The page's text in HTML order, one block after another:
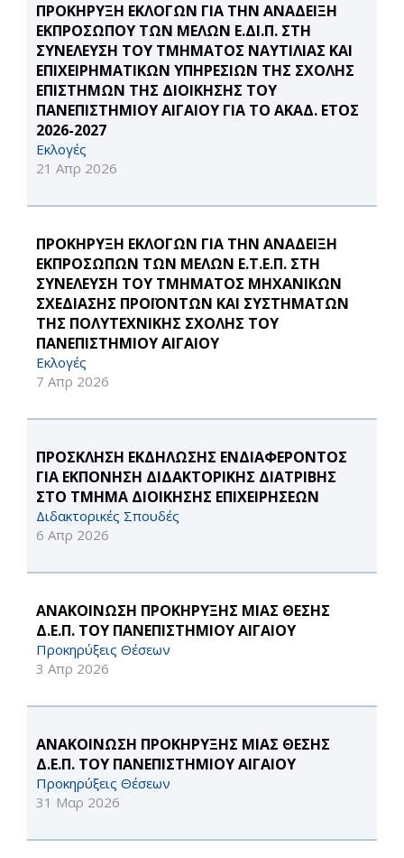
ΠΡΟΚΗΡΥΞΗ ΕΚΛΟΓΩΝ ΓΙΑ ΤΗΝ ΑΝΑΔΕΙΞΗ
ΕΚΠΡΟΣΩΠΟΥ ΤΩΝ ΜΕΛΩΝ Ε.ΔΙ.Π. ΣΤΗ
ΣΥΝΕΛΕΥΣΗ ΤΟΥ ΤΜΗΜΑΤΟΣ ΝΑΥΤΙΛΙΑΣ ΚΑΙ
ΕΠΙΧΕΙΡΗΜΑΤΙΚΩΝ ΥΠΗΡΕΣΙΩΝ ΤΗΣ ΣΧΟΛΗΣ
ΕΠΙΣΤΗΜΩΝ ΤΗΣ ΔΙΟΙΚΗΣΗΣ ΤΟΥ
ΠΑΝΕΠΙΣΤΗΜΙΟΥ ΑΙΓΑΙΟΥ ΓΙΑ ΤΟ ΑΚΑΔ. ΕΤΟΣ
2026-2027
Εκλογές
21 Απρ 2026
ΠΡΟΚΗΡΥΞΗ ΕΚΛΟΓΩΝ ΓΙΑ ΤΗΝ ΑΝΑΔΕΙΞΗ
ΕΚΠΡΟΣΩΠΩΝ ΤΩΝ ΜΕΛΩΝ Ε.Τ.Ε.Π. ΣΤΗ
ΣΥΝΕΛΕΥΣΗ ΤΟΥ ΤΜΗΜΑΤΟΣ ΜΗΧΑΝΙΚΩΝ
ΣΧΕΔΙΑΣΗΣ ΠΡΟΪΟΝΤΩΝ ΚΑΙ ΣΥΣΤΗΜΑΤΩΝ
ΤΗΣ ΠΟΛΥΤΕΧΝΙΚΗΣ ΣΧΟΛΗΣ ΤΟΥ
ΠΑΝΕΠΙΣΤΗΜΙΟΥ ΑΙΓΑΙΟΥ
Εκλογές
7 Απρ 2026
ΠΡΟΣΚΛΗΣΗ ΕΚΔΗΛΩΣΗΣ ΕΝΔΙΑΦΕΡΟΝΤΟΣ
ΓΙΑ ΕΚΠΟΝΗΣΗ ΔΙΔΑΚΤΟΡΙΚΗΣ ΔΙΑΤΡΙΒΗΣ
ΣΤΟ ΤΜΗΜΑ ΔΙΟΙΚΗΣΗΣ ΕΠΙΧΕΙΡΗΣΕΩΝ
Διδακτορικές Σπουδές
6 Απρ 2026
ΑΝΑΚΟΙΝΩΣΗ ΠΡΟΚΗΡΥΞΗΣ ΜΙΑΣ ΘΕΣΗΣ
Δ.Ε.Π. ΤΟΥ ΠΑΝΕΠΙΣΤΗΜΙΟΥ ΑΙΓΑΙΟΥ
Προκηρύξεις Θέσεων
3 Απρ 2026
ΑΝΑΚΟΙΝΩΣΗ ΠΡΟΚΗΡΥΞΗΣ ΜΙΑΣ ΘΕΣΗΣ
Δ.Ε.Π. ΤΟΥ ΠΑΝΕΠΙΣΤΗΜΙΟΥ ΑΙΓΑΙΟΥ
Προκηρύξεις Θέσεων
31 Μαρ 2026